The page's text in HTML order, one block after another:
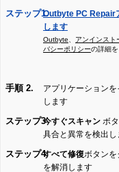
ステップ1.Outbyte PC Repair
します
Outbyte アンインスト
バシーポリシーの詳細を
手順 2.
アプリケーション
します
ステップ3今すぐスキャン ボ
具合と異常を検出し
ステップ4すべて修復ボタン
を解消します